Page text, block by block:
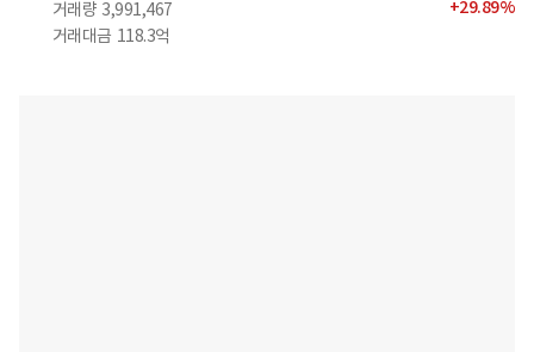
거래량 3,991,467
거래대금 118.3억
+29.89%